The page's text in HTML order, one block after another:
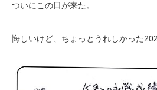
ついにこの日が来た。
悔しいけど、ちょっとうれしかった